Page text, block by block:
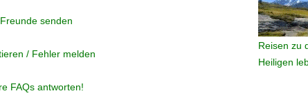
Reisen zu
Heiligen
senden
/ Fehler melden
FAQs antworten!